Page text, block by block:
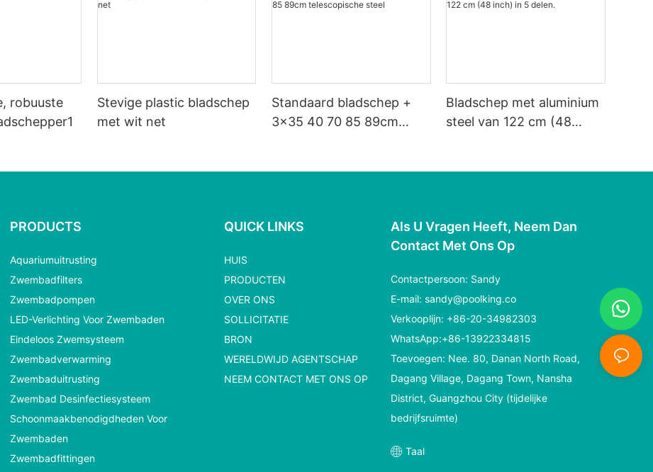
robuuste
Stevige plastic bladschep
met wit net
Standaard bladschep +
3x35 40 70 85 89cm
Bladschep met aluminium
steel van 122 cm (48
PRODUCTS
Aquariumuitrusting
Zwembadfilters
Zwembadpompen
LED-Verlichting Voor Zwembaden
Eindeloos Zwemsysteem
Zwembadverwarming
Zwembaduitrusting
Zwembad Desinfectiesysteem
Schoonmaakbenodigdheden Voor
Zwembaden
Zwembadfittingen
QUICK LINKS
HUIS
PRODUCTEN
OVER ONS
SOLLICITATIE
BRON
WERELDWIJD AGENTSCHAP
NEEM CONTACT MET ONS OP
Als U Vragen Heeft, Neem Dan
Contact Met Ons Op
Contactpersoon: Sandy
E-mail:sandy@poolking.co
Verkooplijn: +86-20-34982303
WhatsApp:+86-13922334815
Toevoegen: Nee. 80, Danan North Road,
Dagang Village, Dagang Town, Nansha
District, Guangzhou City (tijdelijke
bedrijfsruimte)
Taal